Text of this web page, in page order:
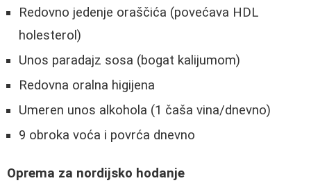
Redovno jedenje oraščića (povećava HDL
holesterol)
Unos paradajz sosa (bogat kalijumom)
Redovna oralna higijena
Umeren unos alkohola (1 čaša vina/dnevno)
9 obroka voća i povrća dnevno
Oprema za nordijsko hodanje